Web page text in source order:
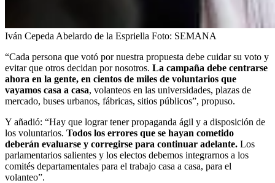
Iván Cepeda Abelardo de la Espriella Foto: SEMANA
“Cada persona que votó por nuestra propuesta debe cuidar su voto y
evitar que otros decidan por nosotros. La campaña debe centrarse
ahora en la gente, en cientos de miles de voluntarios que
vayamos casa a casa, volanteos en las universidades, plazas de
mercado, buses urbanos, fábricas, sitios públicos”, propuso.
Y añadió: “Hay que lograr tener propaganda ágil y a disposición de
los voluntarios. Todos los errores que se hayan cometido
deberán evaluarse y corregirse para continuar adelante. Los
parlamentarios salientes y los electos debemos integrarnos a los
comités departamentales para el trabajo casa a casa, para el
volanteo”.